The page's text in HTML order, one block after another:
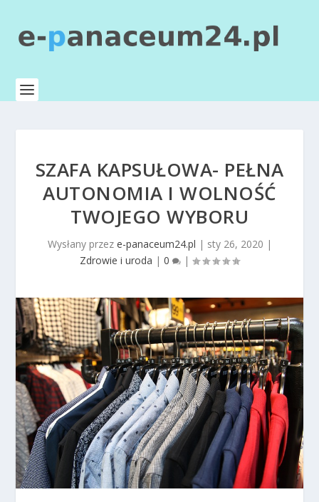
SZAFA KAPSUŁOWA- PEŁNA
AUTONOMIA I WOLNOŚĆ
TWOJEGO WYBORU
Wysłany przez e-panaceum24.pl | sty 26, 2020 |
Zdrowie i uroda | 0 |